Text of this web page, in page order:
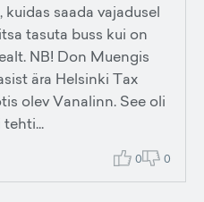
kuidas saada vajadusel
tasuta buss kui on
NB! Don Muengis
ära Helsinki Tax
olev Vanalinn. See oli
0 0